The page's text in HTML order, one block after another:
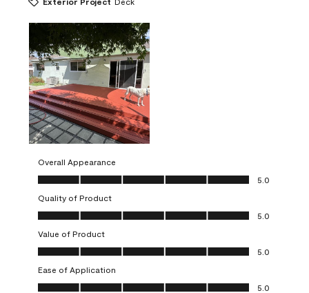
Overall Appearance
Overall Appearance, 5.0 out of 5
5.0
Quality of Product
Quality of Product, 5.0 out of 5
5.0
Value of Product
Value of Product, 5.0 out of 5
5.0
Ease of Application
Ease of Application, 5.0 out of 5
5.0